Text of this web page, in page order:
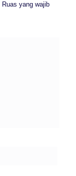
Ruas yang wajib